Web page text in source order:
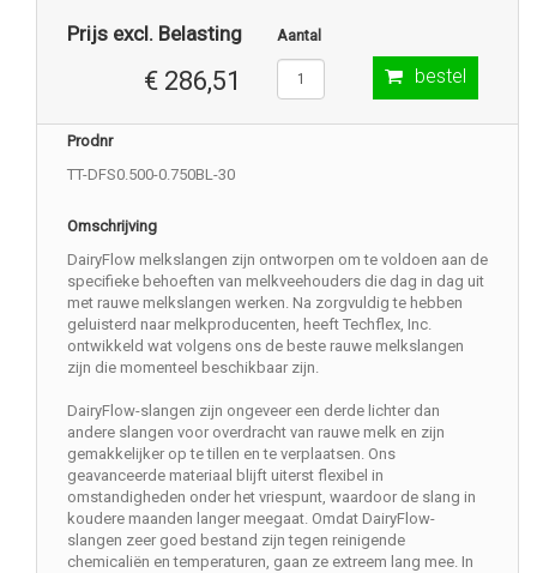
Prijs excl. Belasting
€ 286,51
Aantal
bestel
Prodnr
TT-DFS0.500-0.750BL-30
Omschrijving
DairyFlow melkslangen zijn ontworpen om te voldoen aan de
specifieke behoeften van melkveehouders die dag in dag uit
met rauwe melkslangen werken. Na zorgvuldig te hebben
geluisterd naar melkproducenten, heeft Techflex, Inc.
ontwikkeld wat volgens ons de beste rauwe melkslangen
zijn die momenteel beschikbaar zijn.
DairyFlow-slangen zijn ongeveer een derde lichter dan
andere slangen voor overdracht van rauwe melk en zijn
gemakkelijker op te tillen en te verplaatsen. Ons
geavanceerde materiaal blijft uiterst flexibel in
omstandigheden onder het vriespunt, waardoor de slang in
koudere maanden langer meegaat. Omdat DairyFlow-
slangen zeer goed bestand zijn tegen reinigende
chemicaliën en temperaturen, gaan ze extreem lang mee. In